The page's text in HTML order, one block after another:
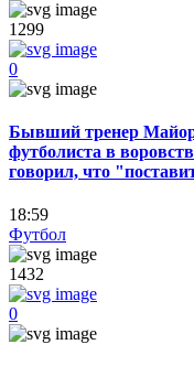
1299
0
Бывший тренер
футболиста в
говорил, что
18:59
Футбол
1432
0